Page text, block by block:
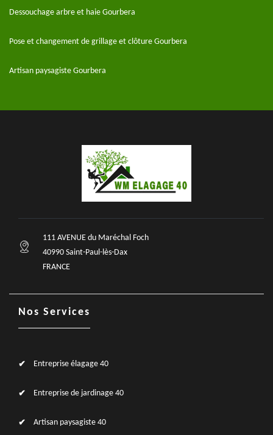
Dessouchage arbre et haie Gourbera
Pose et changement de grillage et clôture Gourbera
Artisan paysagiste Gourbera
111 AVENUE du Maréchal Foch
40990 Saint-Paul-lès-Dax
FRANCE
Nos Services
Entreprise élagage 40
Entreprise de jardinage 40
Artisan paysagiste 40